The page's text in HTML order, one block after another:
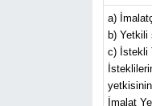
a)
b) Yetkili
c) İstekli
yetkisinin
İmalat